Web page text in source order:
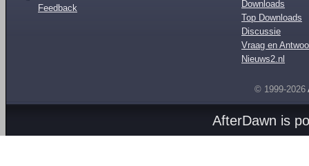
Feedback
Downloads
Top Downloads
Discussie
Vraag en
Nieuws2.nl
© 1999-2026
AfterDawn is